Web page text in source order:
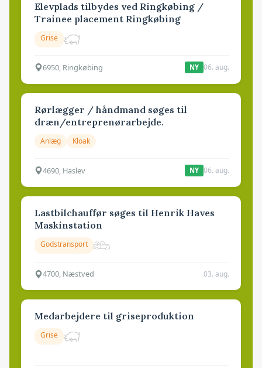
Elevplads tilbydes ved Ringkøbing /
Trainee placement Ringkøbing
Grise
6950, Ringkøbing NY 06. aug.
Rørlægger / håndmand søges til
dræn/entreprenørarbejde.
Anlæg Kloak
4690, Haslev NY 06. aug.
Lastbilchauffør søges til Henrik Haves
Maskinstation
Godstransport
4700, Næstved 03. aug.
Medarbejdere til griseproduktion
Grise